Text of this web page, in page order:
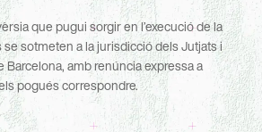
que pugui sorgir en l’execució de la
sotmeten a la jurisdicció dels Jutjats i
amb renúncia expressa a
pogués correspondre.